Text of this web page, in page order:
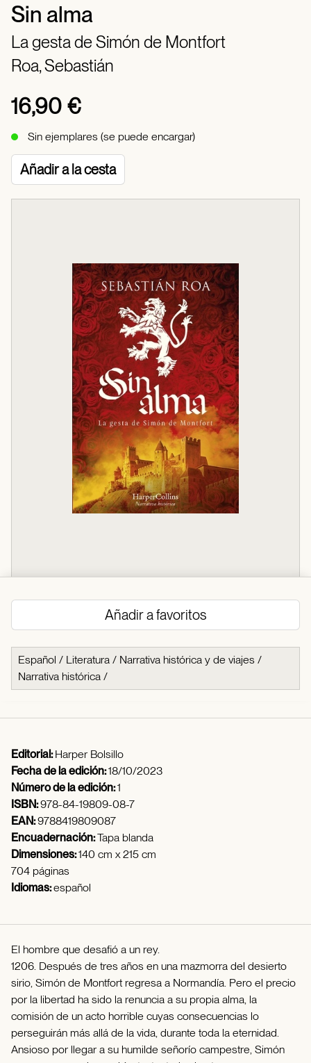
Sin alma
La gesta de Simón de Montfort
Roa, Sebastián
16,90 €
Sin ejemplares (se puede encargar)
Añadir a la cesta
Añadir a favoritos
Español / Literatura / Narrativa histórica y de viajes /
Narrativa histórica /
Editorial:Harper Bolsillo
Fecha de la edición:18/10/2023
Número de la edición:1
ISBN:978-84-19809-08-7
EAN:9788419809087
Encuadernación:Tapa blanda
Dimensiones:140 cm x 215 cm
704 páginas
Idiomas:español
El hombre que desafió a un rey.
1206. Después de tres años en una mazmorra del desierto
sirio, Simón de Montfort regresa a Normandía. Pero el precio
por la libertad ha sido la renuncia a su propia alma, la
comisión de un acto horrible cuyas consecuencias lo
perseguirán más allá de la vida, durante toda la eternidad.
Ansioso por llegar a su humilde señorío campestre, Simón